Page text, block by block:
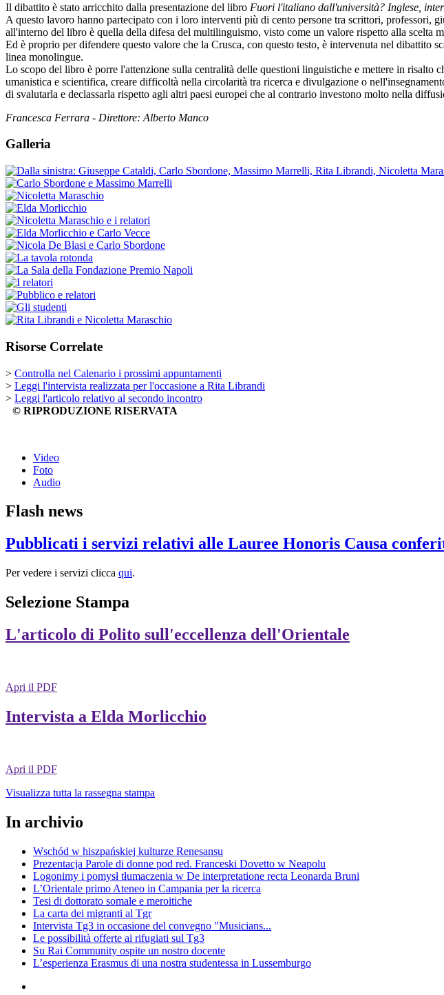
Il dibattito è stato arricchito dalla presentazione del libro Fuori l'italiano dall'università? Inglese,
A questo lavoro hanno partecipato con i loro interventi più di cento persone tra scrittori,
all'interno del libro è quella della difesa del multilinguismo, visto come un valore rispetto alla scelta
Ed è proprio per difendere questo valore che la Crusca, con questo testo, è intervenuta nel
linea monolingue.
Lo scopo del libro è porre l'attenzione sulla centralità delle questioni linguistiche e mettere in risalto
umanistica e scientifica, creare difficoltà nella circolarità tra ricerca e divulgazione o
di svalutarla e declassarla rispetto agli altri paesi europei che al contrario investono molto nella
Francesca Ferrara - Direttore: Alberto Manco
Galleria
Risorse Correlate
> Controlla nel Calenario i prossimi appuntamenti
> Leggi l'intervista realizzata per l'occasione a Rita Librandi
> Leggi l'articolo relativo al secondo incontro
© RIPRODUZIONE RISERVATA
Video
Foto
Audio
Flash news
Pubblicati i servizi relativi alle Lauree Honoris Causa
Per vedere i servizi clicca qui.
Selezione Stampa
L'articolo di Polito sull'eccellenza dell'Orientale
Apri il PDF
Intervista a Elda Morlicchio
Apri il PDF
Visualizza tutta la rassegna stampa
In archivio
Wschód w hiszpańskiej kulturze Renesansu
Prezentacja Parole di donne pod red. Franceski Dovetto w Neapolu
Logonimy i pomysł tłumaczenia w De interpretatione recta Leonarda Bruni
L’Orientale primo Ateneo in Campania per la ricerca
Tesi di dottorato somale e meroitiche
La carta dei migranti al Tgr
Intervista Tg3 in occasione del convegno "Musicians...
Le possibilità offerte ai rifugiati sul Tg3
Su Rai Community ospite un nostro docente
L’esperienza Erasmus di una nostra studentessa in Lussemburgo